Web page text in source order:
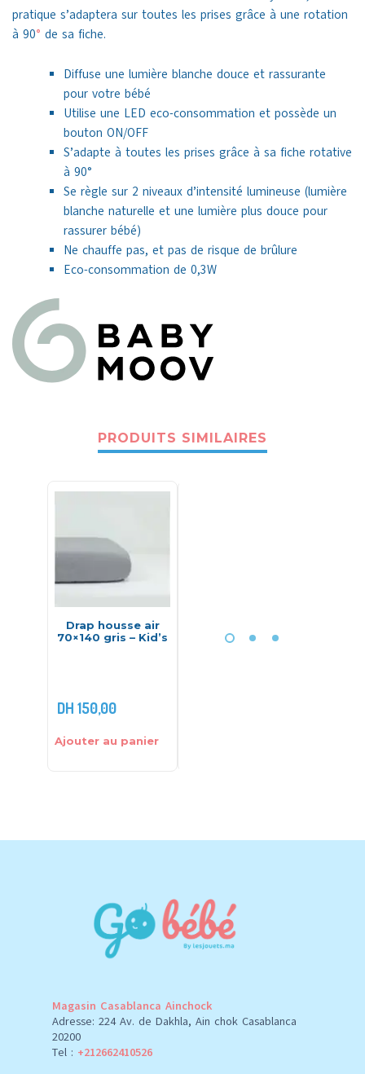
pratique s’adaptera sur toutes les prises grâce à une rotation
à 90° de sa fiche.
Diffuse une lumière blanche douce et rassurante
pour votre bébé
Utilise une LED eco-consommation et possède un
bouton ON/OFF
S’adapte à toutes les prises grâce à sa fiche rotative
à 90°
Se règle sur 2 niveaux d’intensité lumineuse (lumière
blanche naturelle et une lumière plus douce pour
rassurer bébé)
Ne chauffe pas, et pas de risque de brûlure
Eco-consommation de 0,3W
PRODUITS SIMILAIRES
Drap housse air
70×140 gris – Kid’s
DH 150,00
Ajouter au panier
original Smokey –
Magasin Casablanca Ainchock
Adresse: 224 Av. de Dakhla, Ain chok Casablanca
20200
Tel : +212662410526